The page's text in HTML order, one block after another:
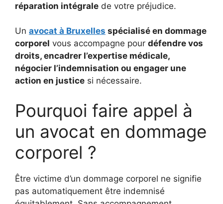
réparation intégrale de votre préjudice.
Un avocat à Bruxelles spécialisé en dommage
corporel vous accompagne pour défendre vos
droits, encadrer l’expertise médicale,
négocier l’indemnisation ou engager une
action en justice si nécessaire.
Pourquoi faire appel à
un avocat en dommage
corporel ?
Être victime d’un dommage corporel ne signifie
pas automatiquement être indemnisé